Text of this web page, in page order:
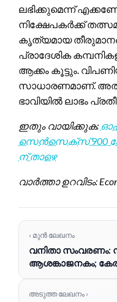
ലഭിക്കുമെന്ന്
നിക്ഷേപകർക്ക്
കൃത്യമായ
പ്രാദേശിക
ആക്കം കൂട്ടും.
സാധാരണമാണ്.
ഭാവിയിൽ ലാഭം
ഇതും വായിക്കുക:
സെൻസെക്സ് 900
ന് താഴെ
വാർത്താ ഉറവിടം:
‹ മുൻ ലേഖനം
വനിതാ സംവരണം:
ആശങ്കാജനകം;
അടുത്ത ലേഖനം ›